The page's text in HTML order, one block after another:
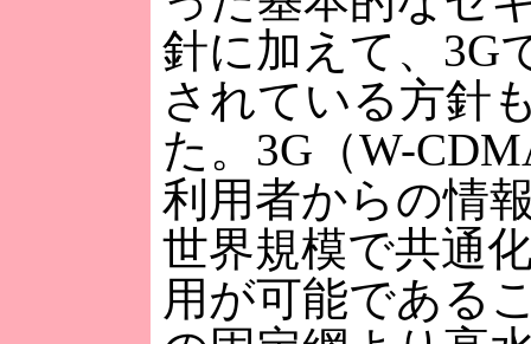
針に加えて、3G
されている方針
た。3G（W-
利用者からの情
世界規模で共通
用が可能である